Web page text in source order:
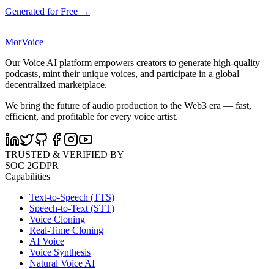
Generated for Free →
MorVoice
Our Voice AI platform empowers creators to generate high-quality
podcasts, mint their unique voices, and participate in a global
decentralized marketplace.
We bring the future of audio production to the Web3 era — fast,
efficient, and profitable for every voice artist.
TRUSTED & VERIFIED BY
SOC 2GDPR
Capabilities
Text-to-Speech (TTS)
Speech-to-Text (STT)
Voice Cloning
Real-Time Cloning
AI Voice
Voice Synthesis
Natural Voice AI